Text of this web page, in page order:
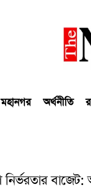
মহানগর অর্থনীতি
নির্ভরতার